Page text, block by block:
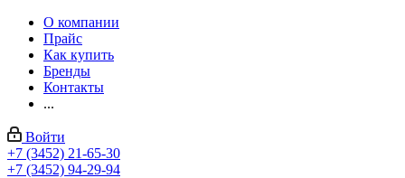
О компании
Прайс
Как купить
Бренды
Контакты
...
Войти
+7 (3452) 21-65-30
+7 (3452) 94-29-94